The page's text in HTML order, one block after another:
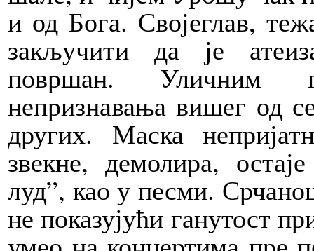
и од Бога. Својеглав,
закључити да је
површан. Уличним
непризнавања вишег од
других. Маска
звекне, демолира,
луд”, као у песми.
не показујући ганутост